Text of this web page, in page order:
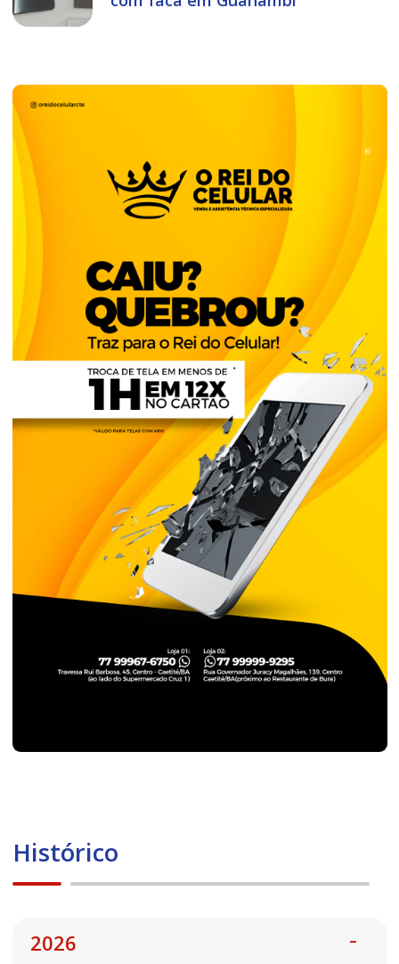
Histórico
2026